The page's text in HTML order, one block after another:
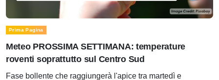
Prima Pagina
Meteo PROSSIMA SETTIMANA: temperature
roventi soprattutto sul Centro Sud
Fase bollente che raggiungerà l'apice tra martedì e